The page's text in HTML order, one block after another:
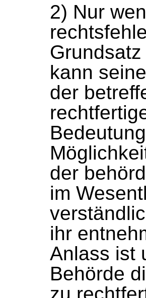
2) Nur
kann
der
der
im
ihr
Anlass ist
Behörde
zu